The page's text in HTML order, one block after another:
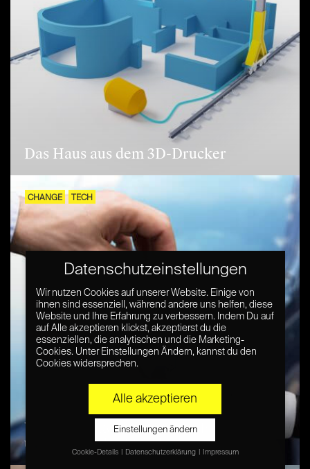
Das Haus aus dem 3D-Drucker
CHANGE TECH
Wer entwickelt Autonome Fahrzeuge
und wie ist der Stand?
Datenschutzeinstellungen
Wir nutzen Cookies auf unserer Website. Einige von
ihnen sind essenziell, während andere uns helfen, diese
Website und Ihre Erfahrung zu verbessern. Indem Du auf
auf Alle akzeptieren klickst, akzeptierst du die
essenziellen, die analytischen und die Marketing-
Cookies. Unter Einstellungen Ändern, kannst du den
Cookies widersprechen.
Alle akzeptieren
Einstellungen ändern
Cookie-Details Datenschutzerklärung Impressum